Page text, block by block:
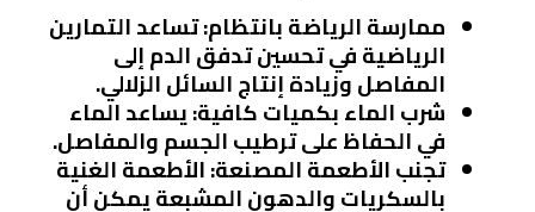
ممارسة الرياضة بانتظام: تساعد التمارين
الرياضية في تحسين تدفق الدم إلى
المفاصل وزيادة إنتاج السائل الزلالي.
شرب الماء بكميات كافية: يساعد الماء
في الحفاظ على ترطيب الجسم والمفاصل.
تجنب الأطعمة المصنعة: الأطعمة الغنية
بالسكريات والدهون المشبعة يمكن أن